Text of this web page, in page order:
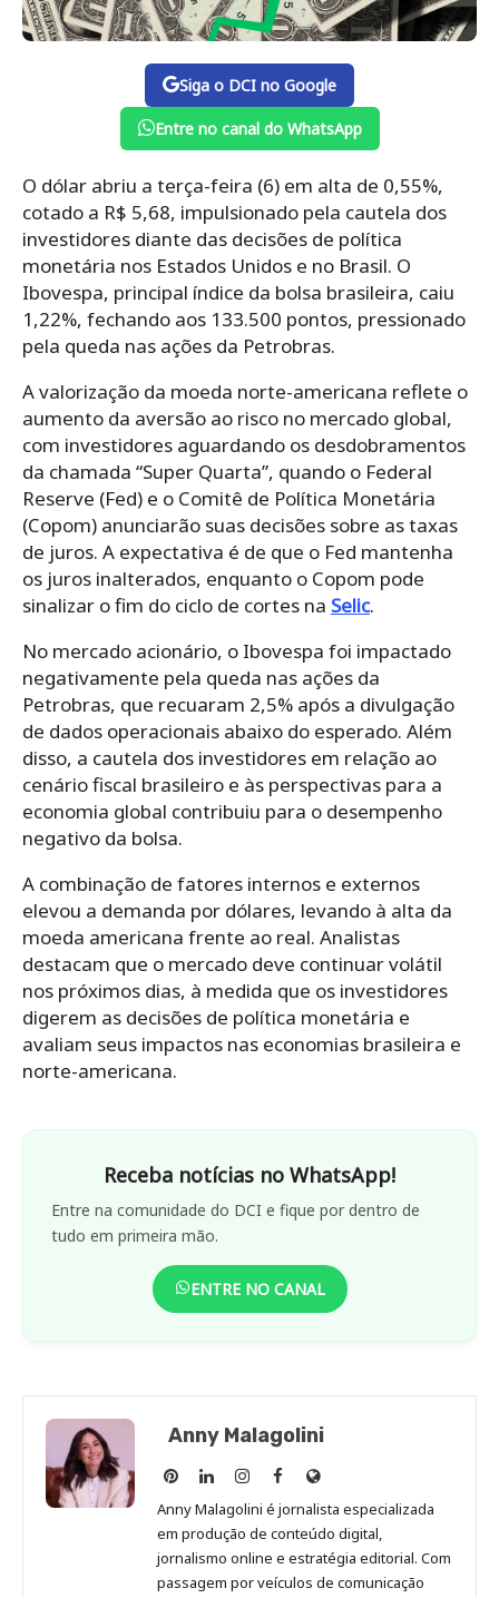
Siga o DCI no Google
Entre no canal do WhatsApp
O dólar abriu a terça-feira (6) em alta de 0,55%,
cotado a R$ 5,68, impulsionado pela cautela dos
investidores diante das decisões de política
monetária nos Estados Unidos e no Brasil. O
Ibovespa, principal índice da bolsa brasileira, caiu
1,22%, fechando aos 133.500 pontos, pressionado
pela queda nas ações da Petrobras.
A valorização da moeda norte-americana reflete o
aumento da aversão ao risco no mercado global,
com investidores aguardando os desdobramentos
da chamada “Super Quarta”, quando o Federal
Reserve (Fed) e o Comitê de Política Monetária
(Copom) anunciarão suas decisões sobre as taxas
de juros. A expectativa é de que o Fed mantenha
os juros inalterados, enquanto o Copom pode
sinalizar o fim do ciclo de cortes na Selic.
No mercado acionário, o Ibovespa foi impactado
negativamente pela queda nas ações da
Petrobras, que recuaram 2,5% após a divulgação
de dados operacionais abaixo do esperado. Além
disso, a cautela dos investidores em relação ao
cenário fiscal brasileiro e às perspectivas para a
economia global contribuiu para o desempenho
negativo da bolsa.
A combinação de fatores internos e externos
elevou a demanda por dólares, levando à alta da
moeda americana frente ao real. Analistas
destacam que o mercado deve continuar volátil
nos próximos dias, à medida que os investidores
digerem as decisões de política monetária e
avaliam seus impactos nas economias brasileira e
norte-americana.
Receba notícias no WhatsApp!
Entre na comunidade do DCI e fique por dentro de
tudo em primeira mão.
ENTRE NO CANAL
Anny Malagolini
Anny
Malagolini
no
Pinterest
Anny
Malagolini
no
LinkedIn
Anny
Malagolini
no
Instagram
Anny
Malagolini
no
Facebook
Site
de
Anny
Malagolini
Anny Malagolini é jornalista especializada
em produção de conteúdo digital,
jornalismo online e estratégia editorial. Com
passagem por veículos de comunicação